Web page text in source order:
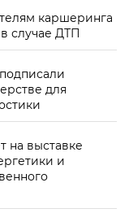
каршеринга
случае ДТП
для
на выставке
и